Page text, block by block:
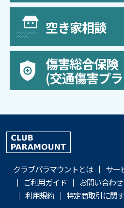
空き家相談
傷害総合保険
(交通傷害プ
クラブパラマウントとは サー
ご利用ガイド
お問い合わせ
利用規約
特定商取引に関